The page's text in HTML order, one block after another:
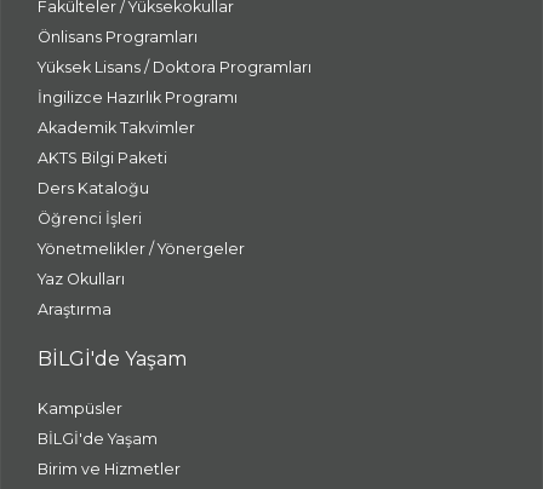
Fakülteler / Yüksekokullar
Önlisans Programları
Yüksek Lisans / Doktora Programları
İngilizce Hazırlık Programı
Akademik Takvimler
AKTS Bilgi Paketi
Ders Kataloğu
Öğrenci İşleri
Yönetmelikler / Yönergeler
Yaz Okulları
Araştırma
BİLGİ'de Yaşam
Kampüsler
BİLGİ'de Yaşam
Birim ve Hizmetler